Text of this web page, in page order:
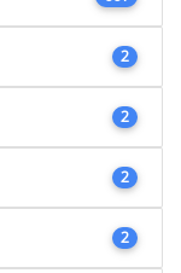
2
2
2
2